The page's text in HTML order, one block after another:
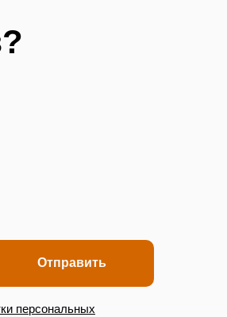
персональных
Отправить